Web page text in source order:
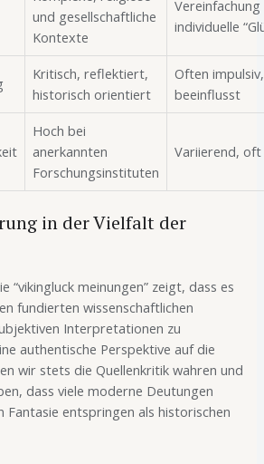
und gesellschaftliche
Kontexte
individuelle
Kritisch, reflektiert,
historisch orientiert
Often
beeinflusst
Hoch bei
anerkannten
Forschungsinstituten
Variierend,
in der Vielfalt der
“vikingluck meinungen” zeigt, dass es
fundierten wissenschaftlichen
Interpretationen zu
authentische Perspektive auf die
wir stets die Quellenkritik wahren und
dass viele moderne Deutungen
Fantasie entspringen als historischen